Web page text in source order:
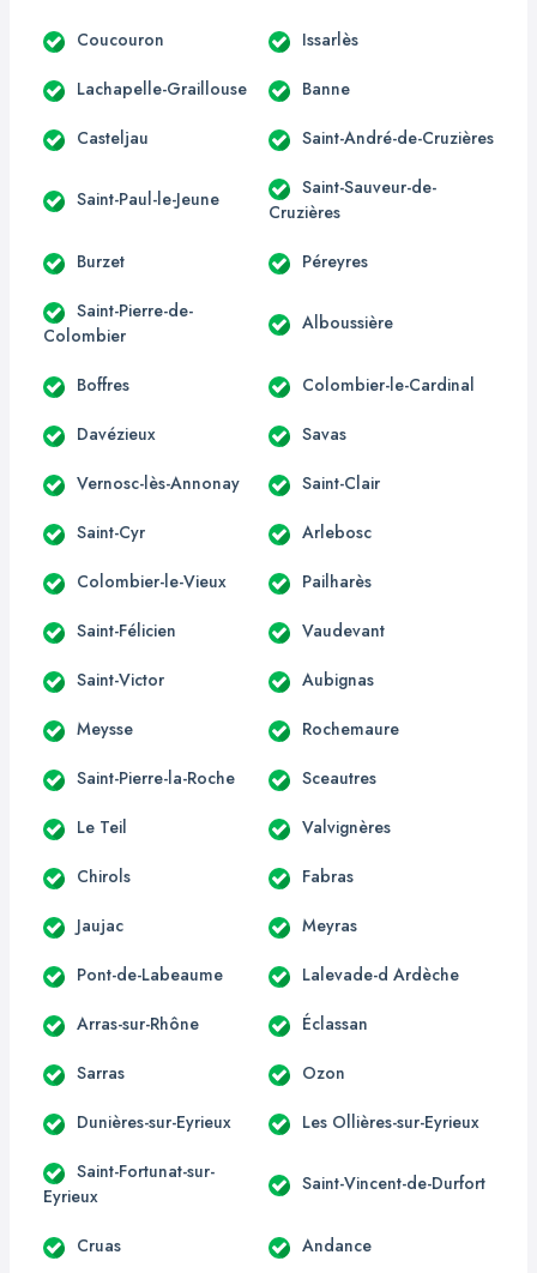
Coucouron Issarlès
Lachapelle-Graillouse Banne
Casteljau Saint-André-de-Cruzières
Saint-Paul-le-Jeune
Saint-Sauveur-de-
Cruzières
Burzet Péreyres
Saint-Pierre-de-
Colombier
Alboussière
Boffres Colombier-le-Cardinal
Davézieux Savas
Vernosc-lès-Annonay Saint-Clair
Saint-Cyr Arlebosc
Colombier-le-Vieux Pailharès
Saint-Félicien Vaudevant
Saint-Victor Aubignas
Meysse Rochemaure
Saint-Pierre-la-Roche Sceautres
Le Teil Valvignères
Chirols Fabras
Jaujac Meyras
Pont-de-Labeaume Lalevade-d Ardèche
Arras-sur-Rhône Éclassan
Sarras Ozon
Dunières-sur-Eyrieux Les Ollières-sur-Eyrieux
Saint-Fortunat-sur-
Eyrieux
Saint-Vincent-de-Durfort
Cruas Andance